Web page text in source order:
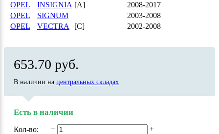
OPEL
INSIGNIA [A]
2008-2017
OPEL
SIGNUM
2003-2008
OPEL
VECTRA [C] 2002-2008
653.70 руб.
В наличии на центральных складах
Есть в наличии
Кол-во: − +